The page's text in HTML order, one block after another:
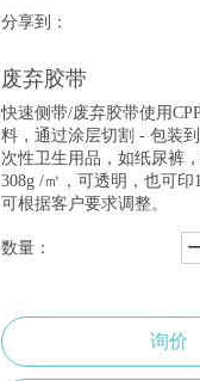
分享到：
废弃胶带
快速侧带/废弃胶带使用
料，通过涂层切割 - 包装
次性卫生用品，如纸尿裤
308g /㎡，可透明，也可
可根据客户要求调整。
数量：
询价